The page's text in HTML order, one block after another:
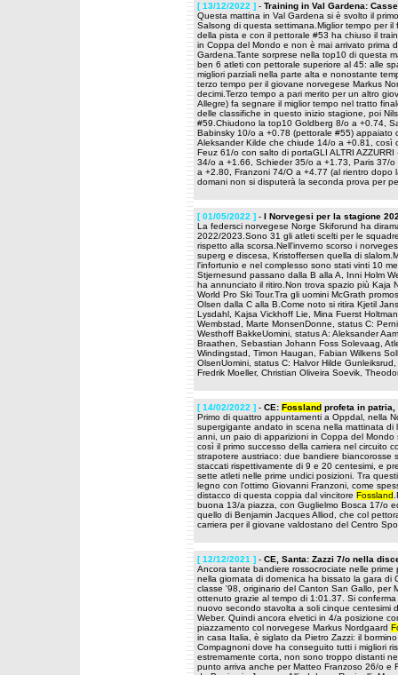
[ 13/12/2022 ] - Training in Val Gardena:
Questa mattina in Val Gardena si è svolto il
Salsong di questa settimana.Miglior tempo per
della pista e con il pettorale #53 ha chiuso il
in Coppa del Mondo e non è mai arrivato prima
Gardena.Tante sorprese nella top10 di questa
ben 6 atleti con pettorale superiore al 45: alle
migliori parziali nella parte alta e nonostante
terzo tempo per il giovane norvegese Markus
decimi.Terzo tempo a pari merito per un altro
Allegre) fa segnare il miglior tempo nel tratto
delle classifiche in questo inizio stagione, poi
#59.Chiudono la top10 Goldberg 8/o a +0.74,
Babinsky 10/o a +0.78 (pettorale #55) appaiato
Aleksander Kilde che chiude 14/o a +0.81, così
Feuz 61/o con salto di portaGLI ALTRI
34/o a +1.66, Schieder 35/o a +1.73, Paris 37/
a +2.80, Franzoni 74/O a +4.77 (al rientro dopo
domani non si disputerà la seconda prova per
[ 01/05/2022 ] - I Norvegesi per la stagione
La federsci norvegese Norge Skiforund ha
2022/2023.Sono 31 gli atleti scelti per le
rispetto alla scorsa.Nell'inverno scorso i
superg e discesa, Kristoffersen quella di
l'infortunio e nel complesso sono stati vinti 10
Stjernesund passano dalla B alla A, Inni Holm
ha annunciato il ritiro.Non trova spazio più Kaja
World Pro Ski Tour.Tra gli uomini McGrath
Olsen dalla C alla B.Come noto si ritira Kjetil
Lysdahl, Kajsa Vickhoff Lie, Mina Fuerst
Wembstad, Marte MonsenDonne, status C:
Westhoff BakkeUomini, status A: Aleksander
Braathen, Sebastian Johann Foss Solevaag,
Windingstad, Timon Haugan, Fabian Wilkens
OlsenUomini, status C: Halvor Hilde
Fredrik Moeller, Christian Oliveira Soevik,
[ 14/02/2022 ] - CE: Fossland profeta in patria,
Primo di quattro appuntamenti a Oppdal, nella
supergigante andato in scena nella mattinata
anni, un paio di apparizioni in Coppa del
così il primo successo della carriera nel circuito
strapotere austriaco: due bandiere biancorosse
staccati rispettivamente di 9 e 20 centesimi, e
sette atleti nelle prime undici posizioni. Tra
legno con l'ottimo Giovanni Franzoni, come
distacco di questa coppia dal vincitore Fossland
buona 13/a piazza, con Guglielmo Bosca 17/o
quello di Benjamin Jacques Alliod, che col
carriera per il giovane valdostano del Centro
[ 12/12/2021 ] - CE, Santa: Zazzi 7/o nella
Ancora tante bandiere rossocrociate nelle
nella giornata di domenica ha bissato la gara
classe '98, originario del Canton San Gallo, per
ottenuto grazie al tempo di 1:01.37. Si
nuovo secondo stavolta a soli cinque centesimi
Weber. Quindi ancora elvetici in 4/a posizione
piazzamento col norvegese Markus Nordgaard
in casa Italia, è siglato da Pietro Zazzi: il
Compagnoni dove ha conseguito tutti i migliori
estremamente corta, non sono troppo distanti
punto arriva anche per Matteo Franzoso 26/o e